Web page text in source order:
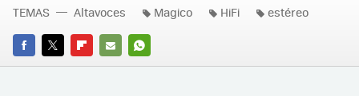
FACEBOOK
TWITTERFLIPBOARD
E-
WHATSAPP
TEMAS Altavoces Magico HiFi estéreo